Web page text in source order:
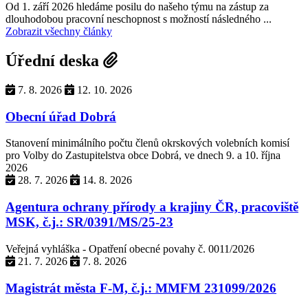
Od 1. září 2026 hledáme posilu do našeho týmu na zástup za
dlouhodobou pracovní neschopnost s možností následného ...
Zobrazit všechny články
Úřední deska
7. 8. 2026 12. 10. 2026
Obecní úřad Dobrá
Stanovení minimálního počtu členů okrskových volebních komisí
pro Volby do Zastupitelstva obce Dobrá, ve dnech 9. a 10. října
2026
28. 7. 2026
14. 8. 2026
Agentura ochrany přírody a krajiny ČR, pracoviště
MSK, č.j.: SR/0391/MS/25-23
Veřejná vyhláška - Opatření obecné povahy č. 0011/2026
21. 7. 2026
7. 8. 2026
Magistrát města F-M, č.j.: MMFM 231099/2026